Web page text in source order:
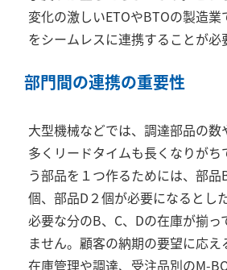
変化の激しいETOやBTOの製造業
をシームレスに連携することが必
部門間の連携の重要性
大型機械などでは、調達部品の
多くリードタイムも長くなりがち
う部品を１つ作るためには、部品
個、部品D ２個が必要になるとした
必要な分のB、 C、 Dの在庫が揃っ
ません。顧客の納期の要望に応
在庫管理や調達、受注品別のM-